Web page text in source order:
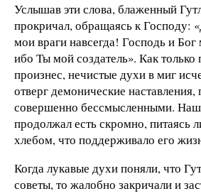
Услышав эти слова, блаженный
прокричал, обращаясь к Господу:
мои враги навсегда! Господь и
ибо Ты мой создатель». Как только
произнес, нечистые духи в миг
отверг демонические
совершенно бессмысленными.
продолжал есть скромно, питаясь
хлебом, что поддерживало его
Когда лукавые духи поняли, что
советы, то жалобно закричали и